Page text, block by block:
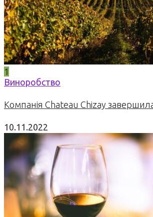
1
Виноробство
Компанія Chateau Chizay
10.11.2022